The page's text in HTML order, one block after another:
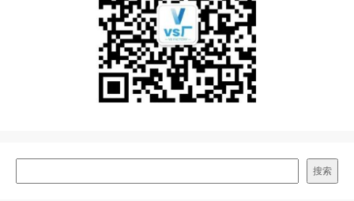
搜索